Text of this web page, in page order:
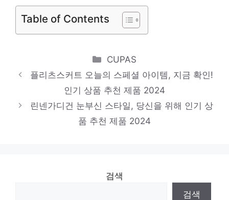
품 2024
스트라이프티셔츠
추천 제품 2024
쉬즈미스자켓
눈부신 스타일, 당신을 위해 인기 상품 추천
제품 2024
Table of Contents
Categories
CUPAS
플리츠스커트 오늘의 스페셜 아이템, 지금 확인!
인기 상품 추천 제품 2024
린넨가디건 눈부신 스타일, 당신을 위해 인기 상
품 추천 제품 2024
검색
검색